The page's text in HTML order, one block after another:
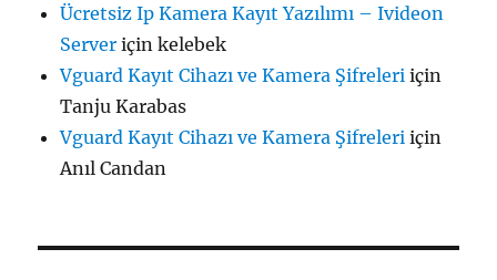
Ücretsiz Ip Kamera Kayıt Yazılımı – Ivideon
Server içinkelebek
Vguard Kayıt Cihazı ve Kamera Şifreleri için
Tanju Karabas
Vguard Kayıt Cihazı ve Kamera Şifreleri için
Anıl Candan